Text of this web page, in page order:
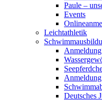
Paule –
Events
Leichtathletik
Deutsches